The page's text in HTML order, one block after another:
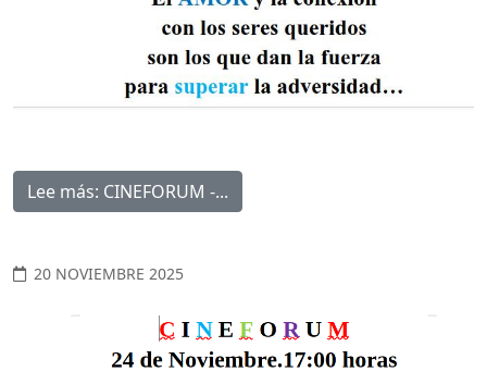
Lee más: CINEFORUM -...
20 NOVIEMBRE 2025